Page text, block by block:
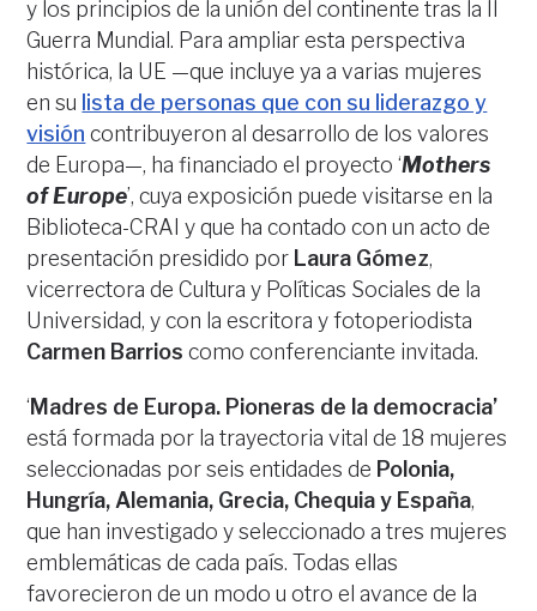
y los principios de la unión del continente tras la II
Guerra Mundial. Para ampliar esta perspectiva
histórica, la UE —que incluye ya a varias mujeres
en su lista de personas que con su liderazgo y
visión contribuyeron al desarrollo de los valores
de Europa—, ha financiado el proyecto ‘Mothers
of Europe’, cuya exposición puede visitarse en la
Biblioteca-CRAI y que ha contado con un acto de
presentación presidido por Laura Gómez,
vicerrectora de Cultura y Políticas Sociales de la
Universidad, y con la escritora y fotoperiodista
Carmen Barrios como conferenciante invitada.
‘Madres de Europa. Pioneras de la democracia’
está formada por la trayectoria vital de 18 mujeres
seleccionadas por seis entidades de Polonia,
Hungría, Alemania, Grecia, Chequia y España,
que han investigado y seleccionado a tres mujeres
emblemáticas de cada país. Todas ellas
favorecieron de un modo u otro el avance de la